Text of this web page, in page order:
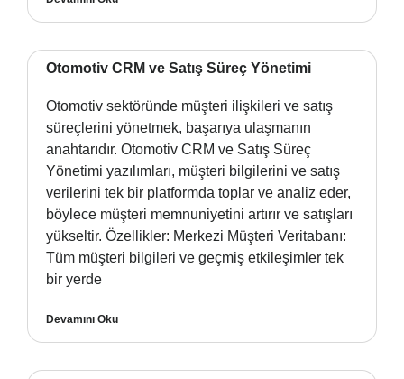
Otomotiv CRM ve Satış Süreç Yönetimi
Otomotiv sektöründe müşteri ilişkileri ve satış
süreçlerini yönetmek, başarıya ulaşmanın
anahtarıdır. Otomotiv CRM ve Satış Süreç
Yönetimi yazılımları, müşteri bilgilerini ve satış
verilerini tek bir platformda toplar ve analiz eder,
böylece müşteri memnuniyetini artırır ve satışları
yükseltir. Özellikler: Merkezi Müşteri Veritabanı:
Tüm müşteri bilgileri ve geçmiş etkileşimler tek
bir yerde
Devamını Oku